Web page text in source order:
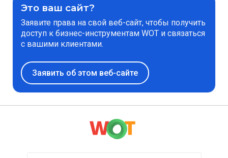
Это ваш сайт?
Заявите права на свой веб-сайт, чтобы получить
доступ к бизнес-инструментам WOT и связаться
с вашими клиентами.
Заявить об этом веб-сайте